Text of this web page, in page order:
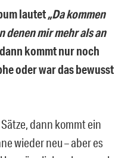
lautet„Da kommen
denen mir mehr als an
kommt nur noch
oder war das bewusst
dann kommt ein
wieder neu – aber es